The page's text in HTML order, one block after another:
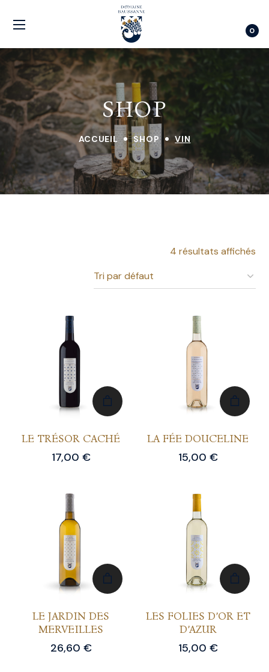
0
SHOP
ACCUEIL SHOP VIN
4 résultats affichés
LE TRÉSOR CACHÉ
17,00 €
LA FÉE DOUCELINE
15,00 €
LE JARDIN DES
MERVEILLES
26,60 €
LES FOLIES D’OR ET
D’AZUR
15,00 €